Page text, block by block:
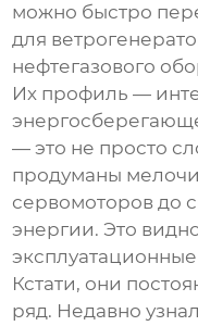
можно быстро
для
нефтегазового
Их профиль —
— это не просто
продуманы
сервомоторов до
энергии. Это
Кстати, они
ряд. Недавно